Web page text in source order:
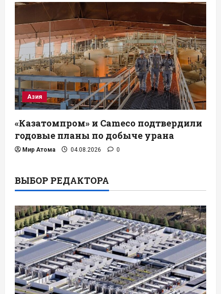
Азия
«Казатомпром» и Cameco подтвердили
годовые планы по добыче урана
Мир Атома 04.08.2026 0
ВЫБОР РЕДАКТОРА